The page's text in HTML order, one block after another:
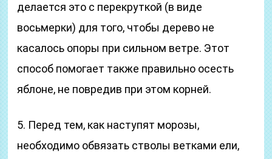
делается это с перекруткой (в виде
восьмерки) для того, чтобы дерево не
касалось опоры при сильном ветре. Этот
способ помогает также правильно осесть
яблоне, не повредив при этом корней.
5. Перед тем, как наступят морозы,
необходимо обвязать стволы ветками ели,